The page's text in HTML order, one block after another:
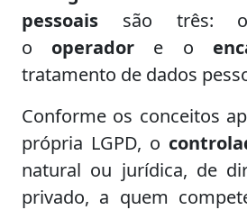
pessoais são três:
o operador e o
tratamento de dados
Conforme os conceitos
própria LGPD, o
natural ou jurídica, de
privado, a quem